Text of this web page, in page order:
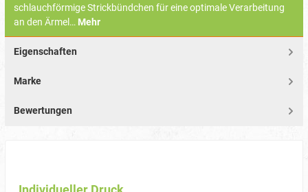
schlauchförmige Strickbündchen für eine optimale Verarbeitung
an den Ärmel… Mehr
Eigenschaften
Marke
Bewertungen